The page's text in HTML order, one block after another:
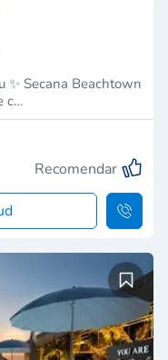
c…
Recomendar